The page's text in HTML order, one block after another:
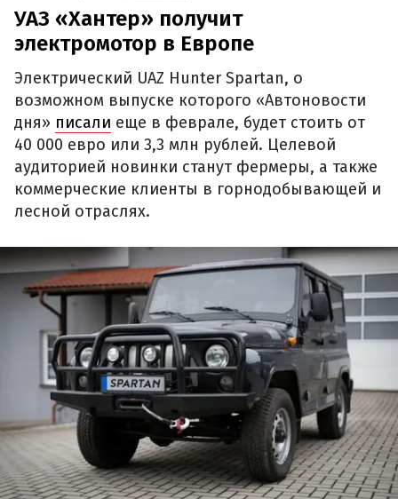
УАЗ «Хантер» получит
электромотор в Европе
Электрический UAZ Hunter Spartan, о
возможном выпуске которого «Автоновости
дня» писали еще в феврале, будет стоить от
40 000 евро или 3,3 млн рублей. Целевой
аудиторией новинки станут фермеры, а также
коммерческие клиенты в горнодобывающей и
лесной отраслях.